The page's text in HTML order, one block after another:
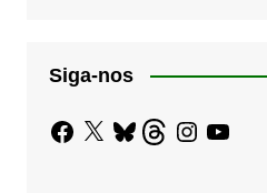
Siga-nos
Facebook
X BlueskyThreadsInstagram
YouTube